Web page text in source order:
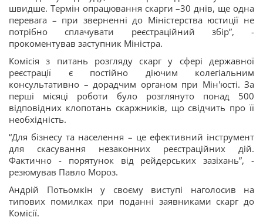
швидше. Термін опрацювання скарги –30 днів, ще одна
перевага – при зверненні до Міністерства юстиції не
потрібно сплачувати реєстраційний збір”, -
прокоментував заступник Міністра.
Комісія з питань розгляду скарг у сфері державної
реєстрації є постійно діючим колегіальним
консультативно – дорадчим органом при Мін'юсті. За
перші місяці роботи було розглянуто понад 500
відповідних клопотань скаржників, що свідчить про її
необхідність.
“Для бізнесу та населення – це ефективний інструмент
для скасування незаконних реєстраційних дій.
Фактично - порятунок від рейдерських зазіхань”, -
резюмував Павло Мороз.
Андрій Потьомкін у своєму виступі наголосив на
типових помилках при поданні заявниками скарг до
Комісії.